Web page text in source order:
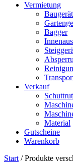
Vermietung
Bagger
Verkauf
Material
Gutscheine
Warenkorb
Start / Produkte